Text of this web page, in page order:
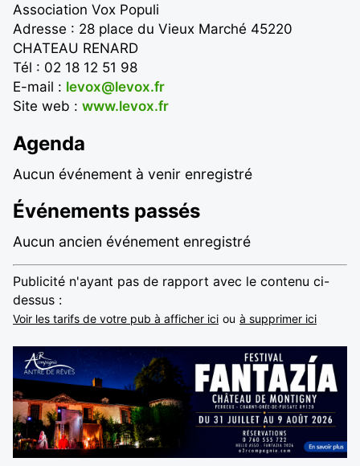
Association Vox Populi
Adresse : 28 place du Vieux Marché 45220
CHATEAU RENARD
Tél : 02 18 12 51 98
E-mail : levox@levox.fr
Site web : www.levox.fr
Agenda
Aucun événement à venir enregistré
Événements passés
Aucun ancien événement enregistré
Publicité n'ayant pas de rapport avec le contenu ci-
dessus :
Voir les tarifs de votre pub à afficher ici ou à supprimer ici